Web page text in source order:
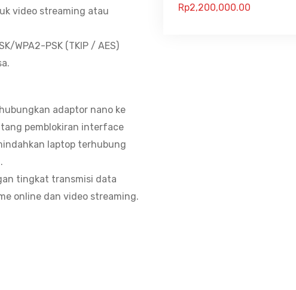
video streaming atau
WPA2-PSK (TKIP / AES)
adaptor nano ke
pemblokiran interface
laptop terhubung
tingkat transmisi data
online dan video streaming.
Rp2,200,000.00